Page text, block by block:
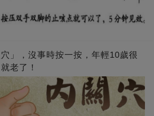
」，沒事時按一按，年輕10歲很
老了！